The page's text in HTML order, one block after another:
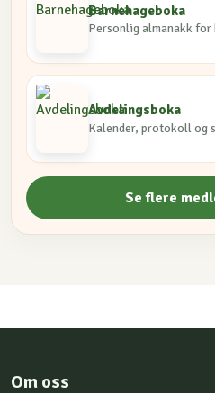
Barnehageboka
Personlig almanakk for
Avdelingsboka
Kalender, protokoll og
Se flere
Om oss